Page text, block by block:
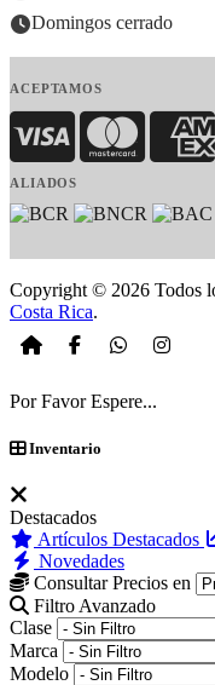
Domingos cerrado
ACEPTAMOS
Visa
ALIADOS
Copyright © 2026 Todos
Costa Rica.
Por Favor Espere...
Inventario
Destacados
Artículos Destacados
Novedades
Consultar Precios en
Filtro Avanzado
Clase
Marca
Modelo